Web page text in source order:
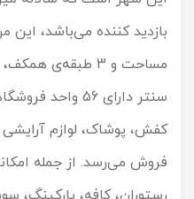
مساحت و 3 طبقه‌ی
سنتر دارای 56
کفش، پوشاک، لوازم آرایشی
فروش می‌رسد. از جمله